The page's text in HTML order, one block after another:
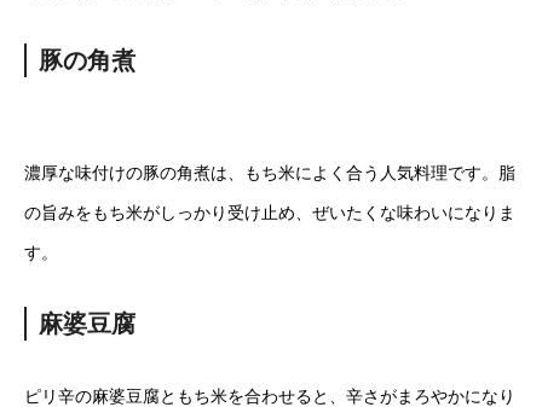
豚の角煮
濃厚な味付けの豚の角煮は、もち米によく合う人気料理です。脂
の旨みをもち米がしっかり受け止め、ぜいたくな味わいになりま
す。
麻婆豆腐
ピリ辛の麻婆豆腐ともち米を合わせると、辛さがまろやかになり